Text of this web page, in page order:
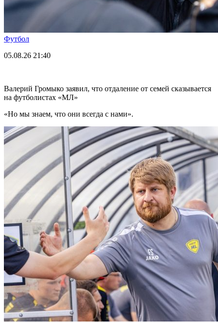
Футбол
05.08.26 21:40
Валерий Громыко заявил, что отдаление от семей сказывается
на футболистах «МЛ»
«Но мы знаем, что они всегда с нами».